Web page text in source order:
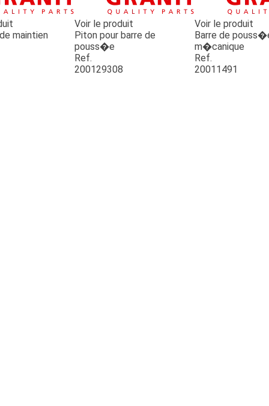
maintien
Voir le produit
Piton pour barre de
pouss�e
Ref.
200129308
Voir le produit
Barre de
m�canique
Ref.
20011491